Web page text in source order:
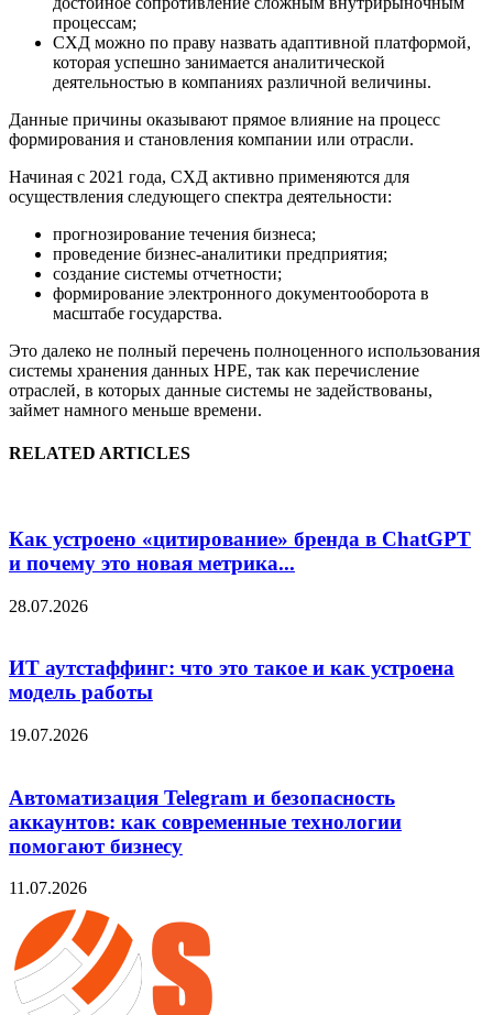
процессам;
СХД можно по праву назвать адаптивной платформой,
которая успешно занимается аналитической
деятельностью в компаниях различной величины.
Данные причины оказывают прямое влияние на процесс
формирования и становления компании или отрасли.
Начиная с 2021 года, СХД активно применяются для
осуществления следующего спектра деятельности:
прогнозирование течения бизнеса;
проведение бизнес-аналитики предприятия;
создание системы отчетности;
формирование электронного документооборота в
масштабе государства.
Это далеко не полный перечень полноценного использования
системы хранения данных НРЕ, так как перечисление
отраслей, в которых данные системы не задействованы,
займет намного меньше времени.
RELATED ARTICLES
Как устроено «цитирование» бренда в ChatGPT
и почему это новая метрика...
28.07.2026
ИТ аутстаффинг: что это такое и как устроена
модель работы
19.07.2026
Автоматизация Telegram и безопасность
аккаунтов: как современные технологии
помогают бизнесу
11.07.2026